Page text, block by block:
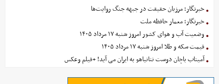
خبرنگار؛ مرزبان حقیقت در جبهه جنگ روایت‌ها
خبرنگار؛ معمار حافظه ملت
وضعیت آب و هوای کشور امروز شنبه ۱۷ مرداد ۱۴۰۵
قیمت سکه و طلا امروز شنبه ۱۷ مرداد ۱۴۰۵
آمیتاب باچان دوست نتانیاهو به ایران می آید! +فیلم وعکس